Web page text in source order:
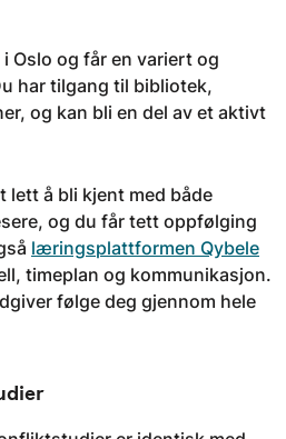
Oslo og får en variert og
har tilgang til bibliotek,
og kan bli en del av et aktivt
lett å bli kjent med både
og du får tett oppfølging
læringsplattformen Qybele
timeplan og kommunikasjon.
følge deg gjennom hele